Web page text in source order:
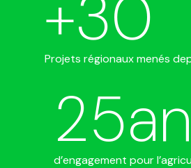
Projets régionaux menés
+30
d’engagement pour
25